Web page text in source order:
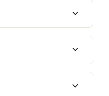
expand_more
expand_more
expand_more